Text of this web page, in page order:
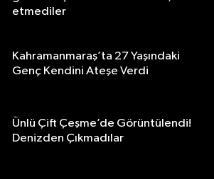
etmediler
Kahramanmaraş’ta 27 Yaşındaki
Genç Kendini Ateşe Verdi
Ünlü Çift Çeşme’de Görüntülendi!
Denizden Çıkmadılar